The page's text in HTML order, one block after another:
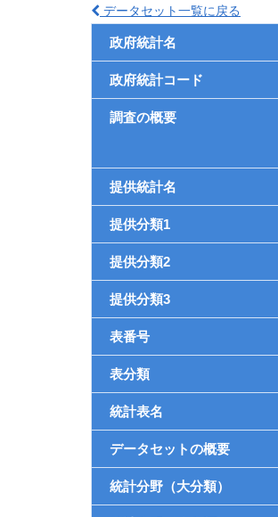
データセット一覧に戻る
政府統計名
政府統計コード
調査の概要
提供統計名
提供分類1
提供分類2
提供分類3
表番号
表分類
統計表名
データセットの概要
統計分野（大分類）